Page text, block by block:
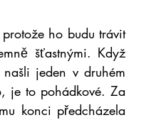
ho budu trávit
šťastnými. Když
jeden v druhém
je to pohádkové. Za
konci předcházela